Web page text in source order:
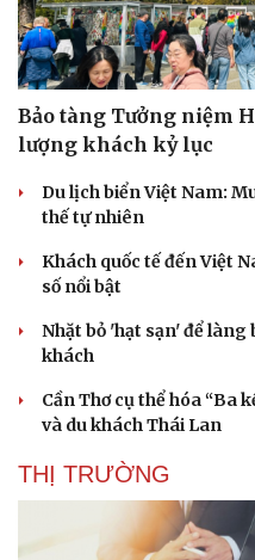
Sức khỏe
Cây thuốc
Sản phụ khoa
Nam khoa
Làm đẹp - giảm cân
Phòng mạch online
Ăn sạch sống khỏe
Bảo tàng Tưởng niệm
lượng khách kỷ lục
Du lịch biển Việt Nam:
thế tự nhiên
Khách quốc tế đến Việt
số nổi bật
Nhặt bỏ 'hạt sạn' để
khách
Cần Thơ cụ thể hóa “Ba
và du khách Thái Lan
THỊ TRƯỜNG